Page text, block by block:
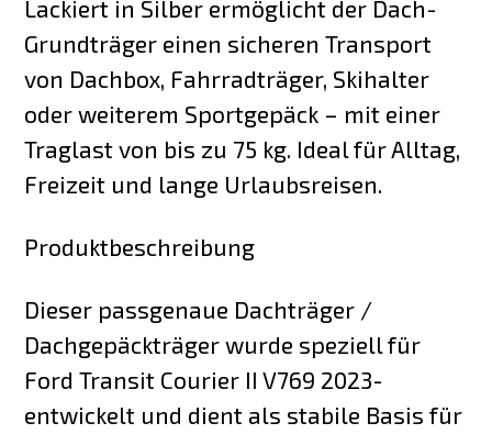
Lackiert in Silber ermöglicht der Dach-
Grundträger einen sicheren Transport
von Dachbox, Fahrradträger, Skihalter
oder weiterem Sportgepäck – mit einer
Traglast von bis zu 75 kg. Ideal für Alltag,
Freizeit und lange Urlaubsreisen.
Produktbeschreibung
Dieser passgenaue Dachträger /
Dachgepäckträger wurde speziell für
Ford Transit Courier II V769 2023-
entwickelt und dient als stabile Basis für